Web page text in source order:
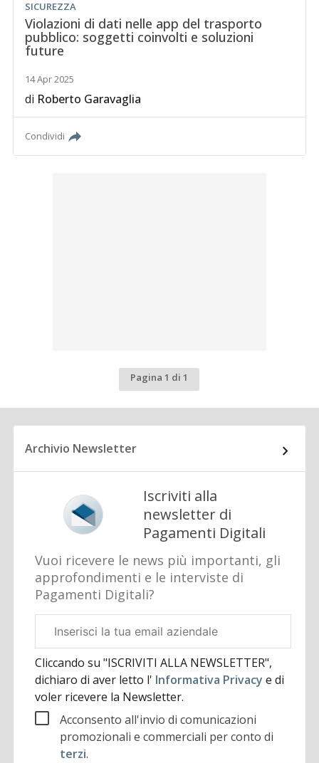
SICUREZZA
Violazioni di dati nelle app del trasporto
pubblico: soggetti coinvolti e soluzioni
future
14 Apr 2025
di Roberto Garavaglia
Condividi
Pagina 1 di 1
Archivio Newsletter
Iscriviti alla
newsletter di
Pagamenti Digitali
Vuoi ricevere le news più importanti, gli
approfondimenti e le interviste di
Pagamenti Digitali?
aziendale
Cliccando su "ISCRIVITI ALLA NEWSLETTER",
dichiaro di aver letto l' Informativa Privacye di
voler ricevere la Newsletter.
Acconsento all'invio di comunicazioni
promozionali e commerciali per conto di
terzi.